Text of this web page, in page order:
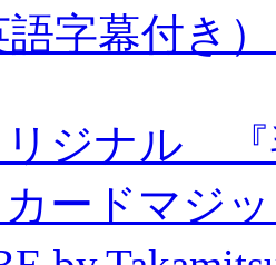
字幕付き
リジナル 『
ードマジ